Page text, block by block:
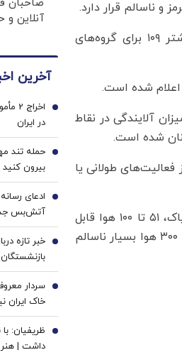
همچنین شهرهای آبادان ۱۰۳، اندیمشک ۱۰۴، خرمشهر ۱۴۴، رامشیر ۱۲۰، سوسنگرد ۱۴۹ و شوشتر ۱۰۹ برای گروه‌های
اعلام شده است.
آلایندگی در نقاط
شده است.
فعالیت‌های طولانی یا
براساس طبقه‌بندی پنجگانه صورت گرفته در شاخص کیفیت هوا (AQI) از عدد صفر تا ۵۰ هوا پاک، ۵۱ تا ۱۰۰ هوا قابل
قبول، ۱۰۱ تا ۱۵۰ هوا ناسالم برای گروه‌های حساس، ۱۵۱ تا ۲۰۰ هوا ناسالم برای همه گروه‌ها، ۲۰۱ تا ۳۰۰ هوا بسیار ناسالم
صاحبان
آنلاین
آخرین
در ایران
1
حمله تند
بیرون
را آلوده
2
ادعای
آتش‌بس
3
خبر تازه 4
سردار
خاک ایران
خواهند
5
ظریفیان:
داشت | هنر
6